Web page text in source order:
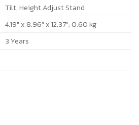
Tilt, Height Adjust Stand
4.19″ x 8.96″ x 12.37″; 0.60 kg
3 Years